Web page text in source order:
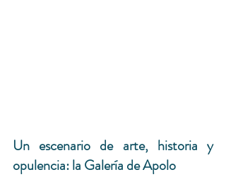
Un escenario de arte, historia y
opulencia: la Galería de Apolo